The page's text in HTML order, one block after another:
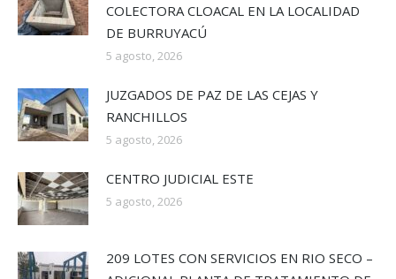
COLECTORA CLOACAL EN LA LOCALIDAD
DE BURRUYACÚ
5 agosto, 2026
JUZGADOS DE PAZ DE LAS CEJAS Y
RANCHILLOS
5 agosto, 2026
CENTRO JUDICIAL ESTE
5 agosto, 2026
209 LOTES CON SERVICIOS EN RIO SECO –